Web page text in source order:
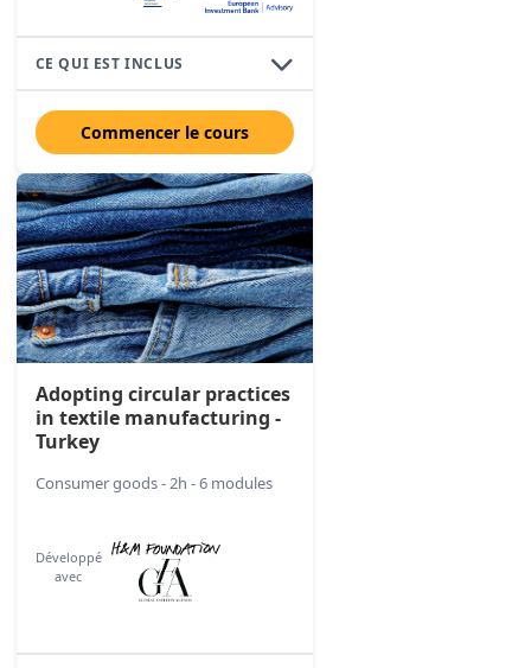
CE QUI EST INCLUS
Commencer le cours
Adopting circular practices
in textile manufacturing -
Turkey
Consumer goods - 2h - 6 modules
Développé
avec